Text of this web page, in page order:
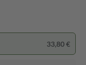
33,80 €